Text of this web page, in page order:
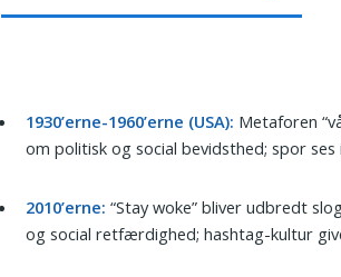
1930’erne-1960’erne (USA): Metaforen
om politisk og social bevidsthed; spor
2010’erne: “Stay woke” bliver udbredt
og social retfærdighed; hashtag-kultur